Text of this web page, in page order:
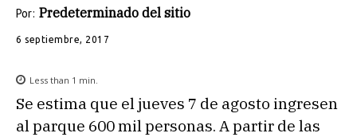
Por: Predeterminado del sitio
6 septiembre, 2017
Less than 1 min.
Se estima que el jueves 7 de agosto ingresen
al parque 600 mil personas. A partir de las